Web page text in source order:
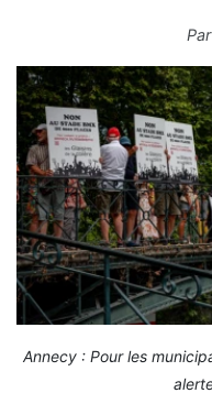
Par
Annecy : Pour les